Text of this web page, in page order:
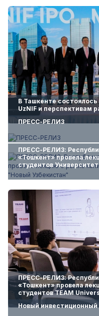
В Ташкенте
UzNIF и перспективам
ПРЕСС-РЕЛИЗ
ПРЕСС-РЕЛИЗ:
«Тошкент» провела
студентов
ПРЕСС-РЕЛИЗ:
«Тошкент» провела
студентов TEAM
Новый